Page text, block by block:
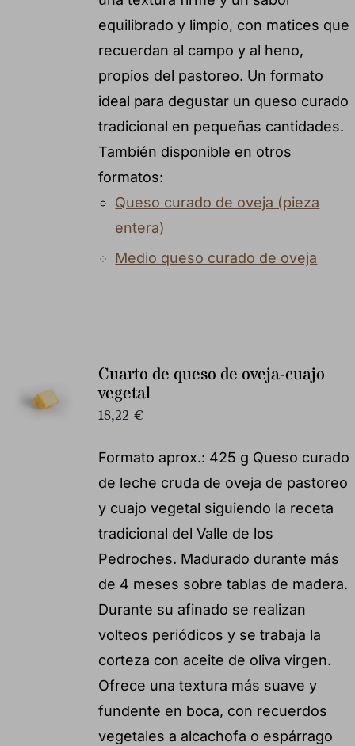
equilibrado y limpio, con matices que
recuerdan al campo y al heno,
propios del pastoreo. Un formato
ideal para degustar un queso curado
tradicional en pequeñas cantidades.
También disponible en otros
formatos:
Queso curado de oveja (pieza
entera)
Medio queso curado de oveja
Cuarto de queso de oveja-cuajo
vegetal
18,22 €
Formato aprox.: 425 g Queso curado
de leche cruda de oveja de pastoreo
y cuajo vegetal siguiendo la receta
tradicional del Valle de los
Pedroches. Madurado durante más
de 4 meses sobre tablas de madera.
Durante su afinado se realizan
volteos periódicos y se trabaja la
corteza con aceite de oliva virgen.
Ofrece una textura más suave y
fundente en boca, con recuerdos
vegetales a alcachofa o espárrago